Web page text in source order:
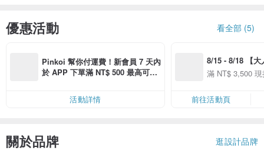
優惠活動 看全部 (5)
Pinkoi 幫你付運費！新會員 7 天內
於 APP 下單滿 NT$ 500 最高可折
活動詳情
8/15 - 8/18 【大
季】滿
50
滿 NT$ 3,500
前往活動頁
關於品牌 逛設計品牌